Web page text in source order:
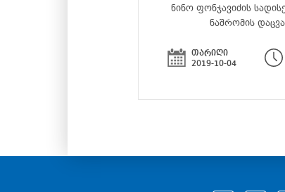
ნინო ფონჯავიძის
ნაშრომის დაცვა
თარიღი
2019-10-04